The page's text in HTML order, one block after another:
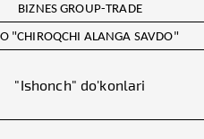
BIZNES GROUP-TRADE
"CHIROQCHI ALANGA SAVDO"
"Ishonch" do'konlari